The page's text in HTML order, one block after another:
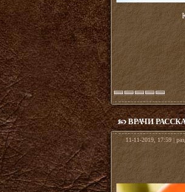
ВРАЧИ
11-11-2019, 17:59 |